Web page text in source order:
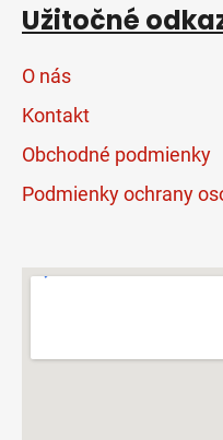
Užitočné
O nás
Kontakt
Obchodné podmienky
Podmienky ochrany